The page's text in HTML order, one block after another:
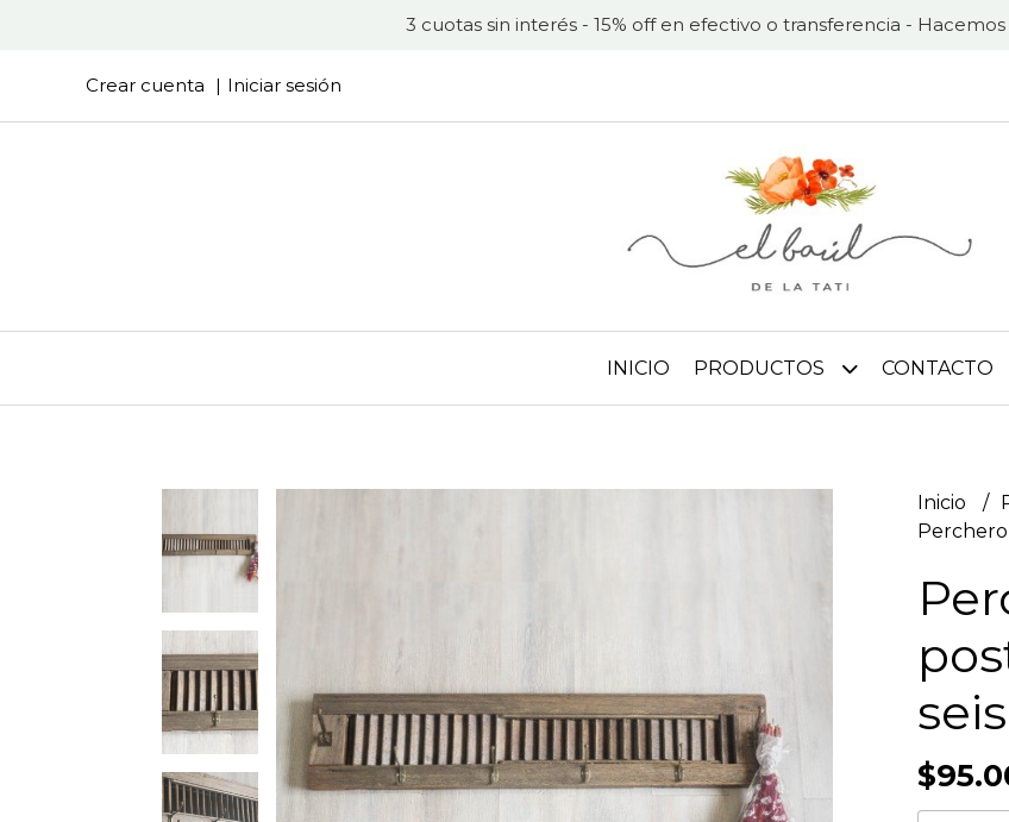
3 cuotas sin interés - 15% off en efectivo o transferencia -
Crear cuenta Iniciar sesión
INICIO PRODUCTOS CONTACTO
Inicio